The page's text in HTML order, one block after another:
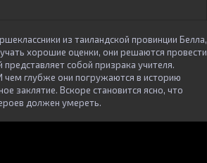
из таиландской провинции Белла,
хорошие оценки, они решаются провести
собой призрака учителя.
чем глубже они погружаются в историю
заклятие. Вскоре становится ясно, что
должен умереть.